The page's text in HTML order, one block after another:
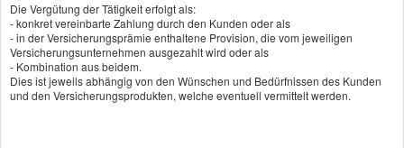
Vergleich und Angebot
Kautionsversicherung
Die Vergütung der Tätigkeit erfolgt als:
- konkret vereinbarte Zahlung durch den Kunden oder als
- in der Versicherungsprämie enthaltene Provision, die vom jeweiligen
Versicherungsunternehmen ausgezahlt wird oder als
- Kombination aus beidem.
Dies ist jeweils abhängig von den Wünschen und Bedürfnissen des Kunden
und den Versicherungsprodukten, welche eventuell vermittelt werden.